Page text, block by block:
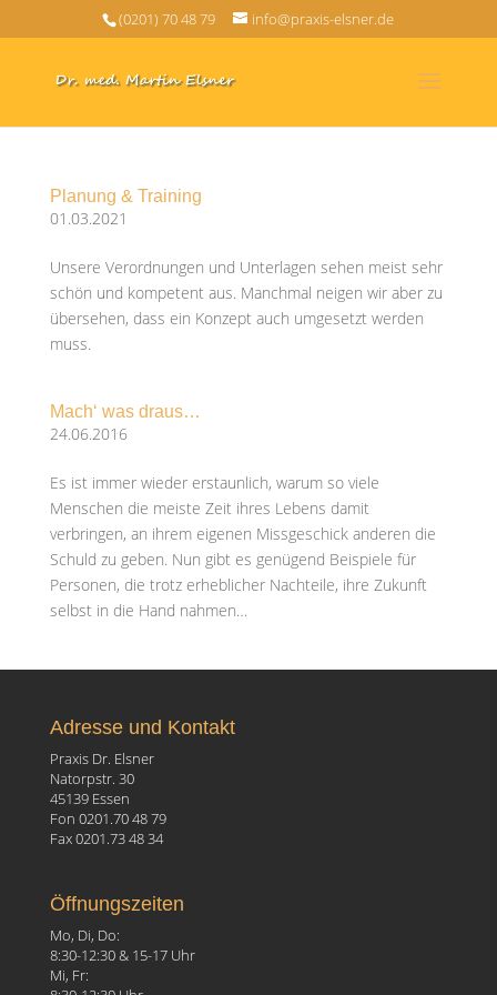
(0201) 70 48 79 info@praxis-elsner.de
Planung & Training
01.03.2021
Unsere Verordnungen und Unterlagen sehen meist sehr
schön und kompetent aus. Manchmal neigen wir aber zu
übersehen, dass ein Konzept auch umgesetzt werden
muss.
Mach‘ was draus…
24.06.2016
Es ist immer wieder erstaunlich, warum so viele
Menschen die meiste Zeit ihres Lebens damit
verbringen, an ihrem eigenen Missgeschick anderen die
Schuld zu geben. Nun gibt es genügend Beispiele für
Personen, die trotz erheblicher Nachteile, ihre Zukunft
selbst in die Hand nahmen…
Adresse und Kontakt
Praxis Dr. Elsner
Natorpstr. 30
45139 Essen
Fon 0201.70 48 79
Fax 0201.73 48 34
Öffnungszeiten
Mo, Di, Do:
8:30-12:30 & 15-17 Uhr
Mi, Fr: